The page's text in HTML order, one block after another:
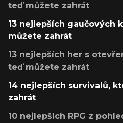
teď můžete zahrát
13 nejlepších gaučových
můžete zahrát
13 nejlepších her s
teď můžete zahrát
14 nejlepších survivalů,
zahrát
10 nejlepších RPG z